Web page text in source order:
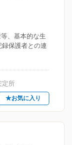
、基本的な生
保護者との連
定所
★お気に入り